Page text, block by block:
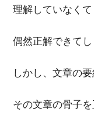
理解していなくて
偶然正解できてし
しかし、文章の要
その文章の骨子